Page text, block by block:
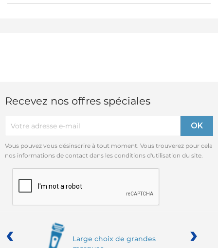
Recevez nos offres spéciales
Vous pouvez vous désinscrire à tout moment. Vous trouverez pour cela
nos informations de contact dans les conditions d'utilisation du site.
Large choix de grandes
‹ ›